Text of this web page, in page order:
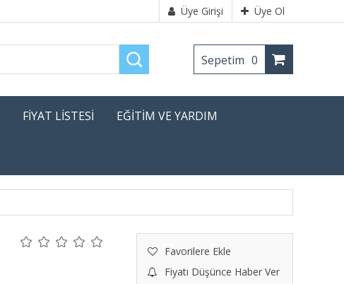
Üye Girişi Üye Ol
Sepetim 0
FİYAT LİSTESİ EĞİTİM VE YARDIM
Favorilere Ekle
Fiyatı Düşünce Haber Ver